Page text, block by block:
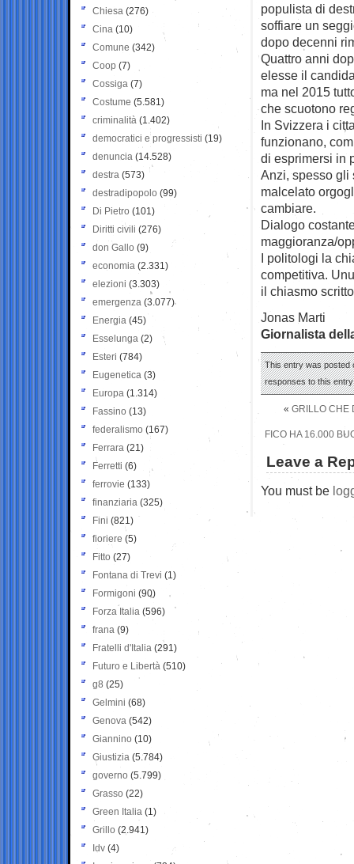
populista di
soffiare un
dopo decenni
Quattro anni
elesse il
ma nel 2015
che scuotono
In Svizzera i
funzionano,
di esprimersi in
Anzi, spesso gli
malcelato
cambiare.
Dialogo
maggioranza/
I politologi la
competitiva.
il chiasmo
Jonas Marti
Giornalista
This entry was posted
responses to this
« GRILLO CHE
FICO HA 16.000
Leave a
You must be
Chiesa (276)
Cina (10)
Comune (342)
Coop (7)
Cossiga (7)
Costume (5.581)
criminalità (1.402)
democratici e progressisti (19)
denuncia (14.528)
destra (573)
destradipopolo (99)
Di Pietro (101)
Diritti civili (276)
don Gallo (9)
economia (2.331)
elezioni (3.303)
emergenza (3.077)
Energia (45)
Esselunga (2)
Esteri (784)
Eugenetica (3)
Europa (1.314)
Fassino (13)
federalismo (167)
Ferrara (21)
Ferretti (6)
ferrovie (133)
finanziaria (325)
Fini (821)
fioriere (5)
Fitto (27)
Fontana di Trevi (1)
Formigoni (90)
Forza Italia (596)
frana (9)
Fratelli d'Italia (291)
Futuro e Libertà (510)
g8 (25)
Gelmini (68)
Genova (542)
Giannino (10)
Giustizia (5.784)
governo (5.799)
Grasso (22)
Green Italia (1)
Grillo (2.941)
Idv (4)